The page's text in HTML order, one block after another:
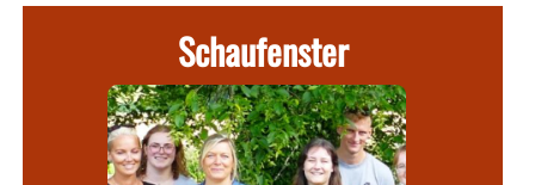
Schaufenster